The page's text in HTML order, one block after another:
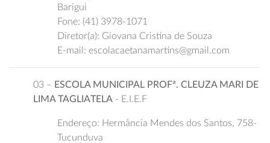
Barigui
Fone: (41) 3978-1071
Diretor(a): Giovana Cristina de Souza
E-mail: escolacaetanamartins@gmail.com
03 – ESCOLA MUNICIPAL PROFª. CLEUZA MARI DE
LIMA TAGLIATELA - E.I.E.F
Endereço: Hermância Mendes dos Santos, 758-
Tucunduva